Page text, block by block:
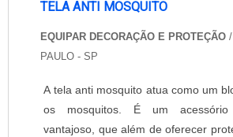
TELA ANTI MOSQUITO
EQUIPAR DECORAÇÃO E PROTEÇÃO
PAULO - SP
A tela anti mosquito atua como um
os mosquitos. É um acessório
vantajoso, que além de oferecer